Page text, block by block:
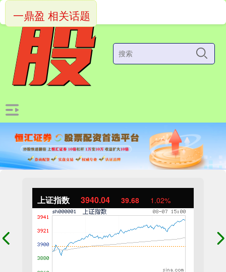
上证指数 3940.04 39.68 1.02%
一鼎盈 相关话题